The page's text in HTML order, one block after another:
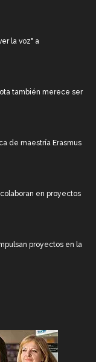
la voz" a
también merece ser
de maestría Erasmus
en proyectos
proyectos en la